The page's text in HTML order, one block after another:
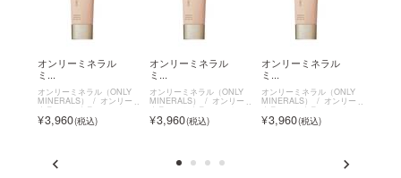
オンリーミネラル
ミ...
オンリーミネラル（ONLY
MINERALS） オンリーミ
ネラル ミネラルエッセン
スBBクリームN
3,960
オンリーミネラル
ミ...
オンリーミネラル（ONLY
MINERALS） オンリーミ
ネラル ミネラルエッセン
スBBクリームN
3,960
オンリーミネラル
ミ...
オンリーミネラル（ONLY
MINERALS） オンリーミ
ネラル ミネラルエッセン
スBBクリームN
3,960